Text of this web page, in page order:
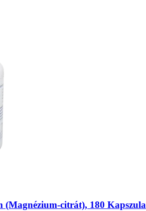
(Magnézium-​citrát), 180 Kapszula